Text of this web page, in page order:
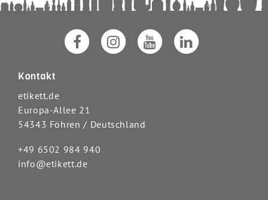
Kontakt
etikett.de
Europa-Allee 21
54343 Föhren / Deutschland
+49 6502 984 940
info@etikett.de